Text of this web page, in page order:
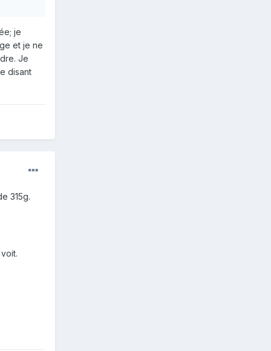
je
et je ne
Je
disant
315g.